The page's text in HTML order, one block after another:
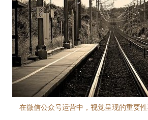
在微信公众号运营中，视觉呈现的重要